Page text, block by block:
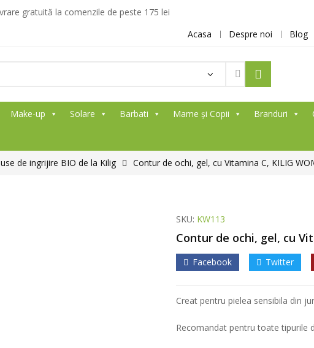
gratuită la comenzile de peste 175 lei
Acasa
Despre noi Blog
Make-up Solare Barbati Mame și Copii Branduri
de ingrijire BIO de la Kilig Contur de ochi, gel, cu Vitamina C, KILIG
SKU: KW113
Contur de ochi, gel, cu
Facebook Twitter
Creat pentru pielea sensibila din
Recomandat pentru toate tipurile